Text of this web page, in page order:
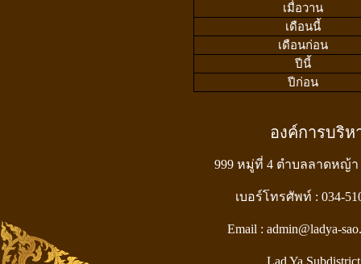
เมื่อวาน
เดือนนี้
เดือนก่อน
ปีนี้
ปีก่อน
องค์การบริ
999 หมู่ที่ 4 ตำบลลาดหญ้า
เบอร์โทรศัพท์ : 034-
Email : admin@ladya-
Lad Ya